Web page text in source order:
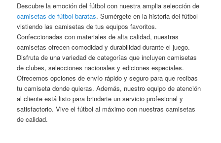
Descubre la emoción del fútbol con nuestra amplia selección de
camisetas de fútbol baratas. Sumérgete en la historia del fútbol
vistiendo las camisetas de tus equipos favoritos.
Confeccionadas con materiales de alta calidad, nuestras
camisetas ofrecen comodidad y durabilidad durante el juego.
Disfruta de una variedad de categorías que incluyen camisetas
de clubes, selecciones nacionales y ediciones especiales.
Ofrecemos opciones de envío rápido y seguro para que recibas
tu camiseta donde quieras. Además, nuestro equipo de atención
al cliente está listo para brindarte un servicio profesional y
satisfactorio. Vive el fútbol al máximo con nuestras camisetas
de calidad.